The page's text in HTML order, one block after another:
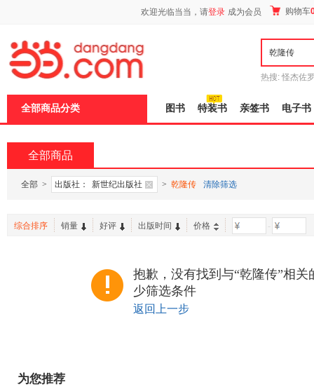
欢迎光临当当，请登录 成为会员 购物车
热搜: 怪杰佐
全部商品分类 图书 特装书 亲签书 电子书
全部商品
全部 > 出版社： 新世纪出版社 > 乾隆传 清除筛选
综合排序 销量 好评 出版时间 价格 -
抱歉，没有找到与“乾隆传”相
少筛选条件
返回上一步
为您推荐
页
加